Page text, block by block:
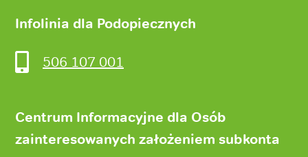
Infolinia dla Podopiecznych
506 107 001
Centrum Informacyjne dla Osób
zainteresowanych założeniem subkonta